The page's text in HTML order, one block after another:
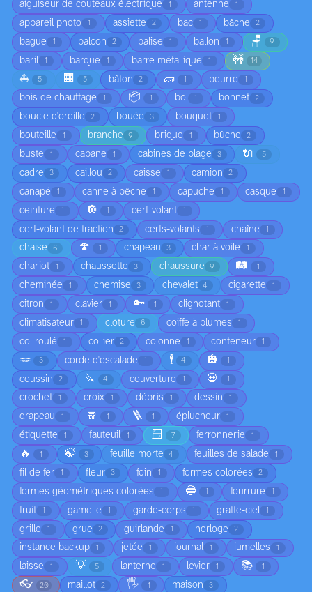
aiguiseur de couteaux électrique 1 antenne 1
appareil photo 1 assiette 2 bac 1 bâche 2
bague 1 balcon 2 balise 1 ballon 1 🪑 9
baril 1 barque 1 barre métallique 1 🚧 14
⛵ 5 🏢 5 bâton 2 🧱 1 beurre 1
bois de chauffage 1 📦 1 bol 1 bonnet 2
boucle d'oreille 2 bouée 3 bouquet 1
bouteille 1 branche 9 brique 1 bûche 2
buste 1 cabane 1 cabines de plage 3 🔌 5
cadre 3 caillou 2 caisse 1 camion 2
canapé 1 canne à pêche 1 capuche 1 casque 1
ceinture 1 🔘 1 cerf-volant 1
cerf-volant de traction 2 cerfs-volants 1 chaîne 1
chaise 6 🍄 1 chapeau 3 char à voile 1
chariot 1 chaussette 3 chaussure 9 🛤️ 1
cheminée 1 chemise 3 chevalet 4 cigarette 1
citron 1 clavier 1 🔑 1 clignotant 1
climatisateur 1 clôture 6 coiffe à plumes 1
col roulé 1 collier 2 colonne 1 conteneur 1
🪢 3 corde d'escalade 1 🕴️ 4 🎃 1
coussin 2 🔪 4 couverture 1 💀 1
crochet 1 croix 1 débris 1 dessin 1
drapeau 1 🧣 1 🪜 1 éplucheur 1
étiquette 1 fauteuil 1 🪟 7 ferronnerie 1
🔥 1 🍃 3 feuille morte 4 feuilles de salade 1
fil de fer 1 fleur 3 foin 1 formes colorées 2
formes géométriques colorées 1 🔵 1 fourrure 1
fruit 1 gamelle 1 garde-corps 1 gratte-ciel 1
grille 1 grue 2 guirlande 1 horloge 2
instance backup 1 jetée 1 journal 1 jumelles 1
laisse 1 💡 5 lanterne 1 levier 1 📚 1
👓 20 maillot 2 🖐️ 1 maison 3